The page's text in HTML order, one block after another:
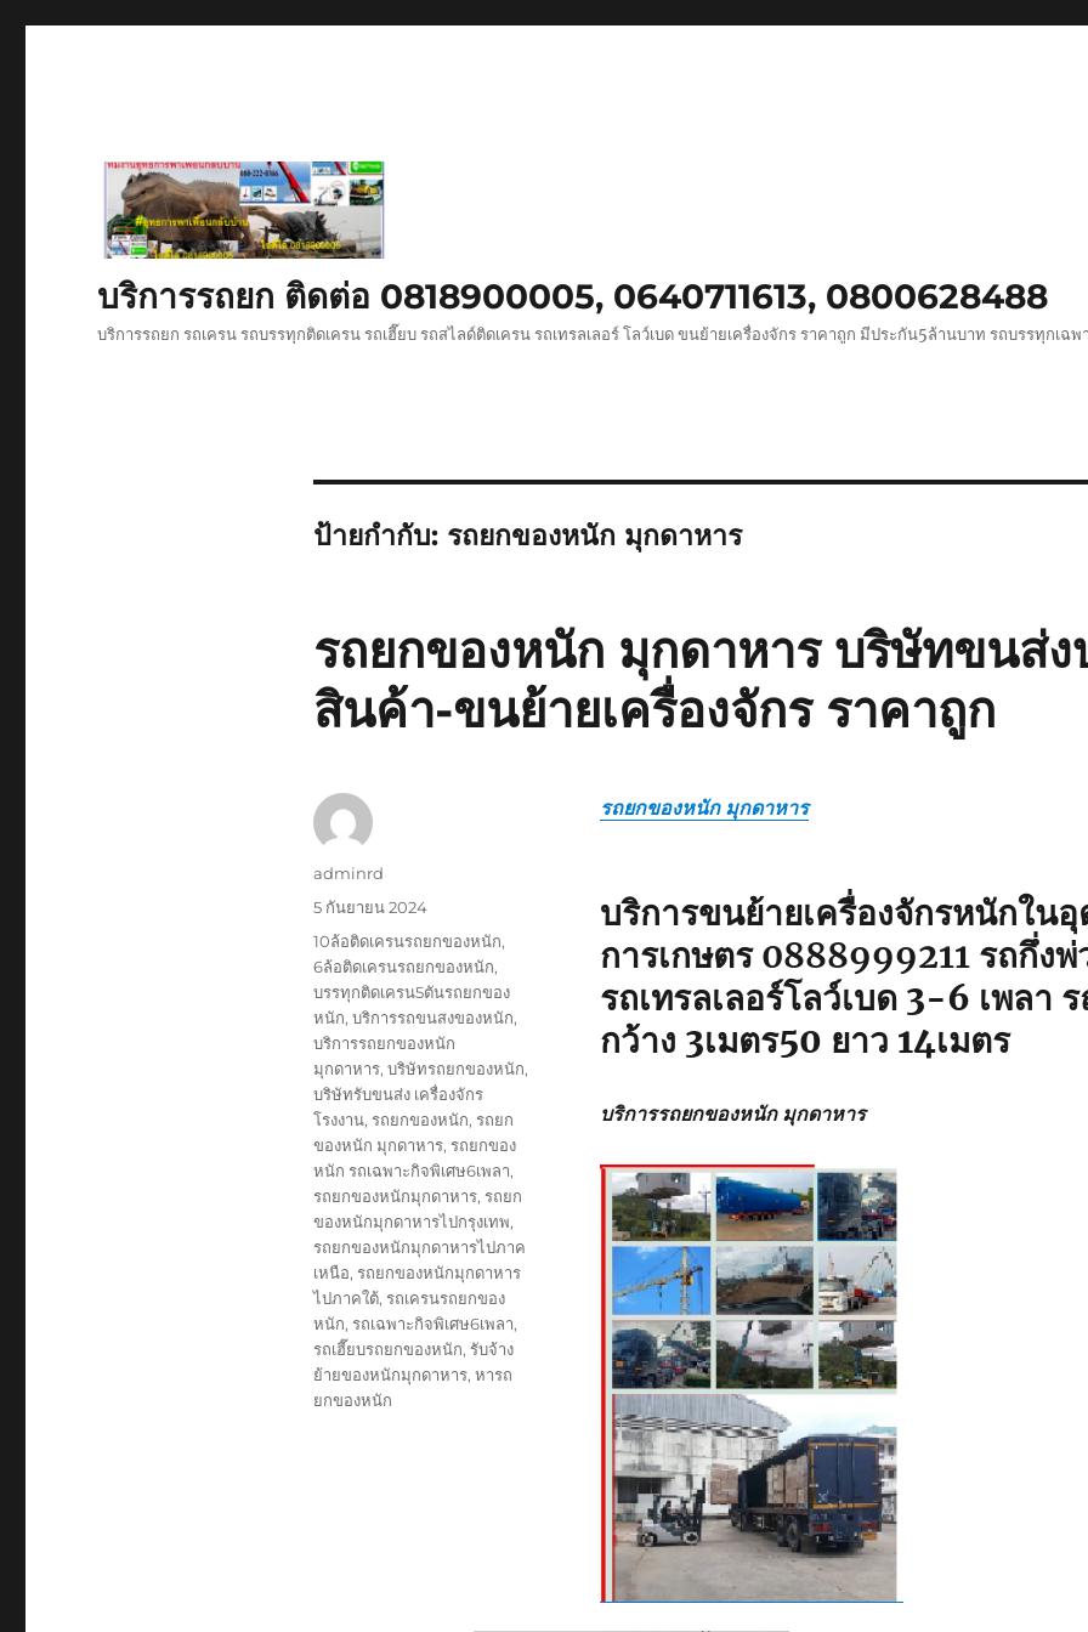
บริการรถยก ติดต่อ 0818900005, 0640711613, 0800628488
บริการรถยก รถเครน รถบรรทุกติดเครน รถเฮี๊ยบ รถสไลด์ติดเครน รถเทรลเลอร์ โลว์เบด ขนย้ายเครื่องจักร ราคาถูก มีประกัน5ล้านบาท รถบรรทุกเฉพ
ป้ายกำกับ: รถยกของหนัก มุกดาหาร
รถยกของหนัก มุกดาหาร บริษัทขนส่ง
สินค้า-ขนย้ายเครื่องจักร ราคาถูก
รถยกของหนัก มุกดาหาร
บริการขนย้ายเครื่องจักรหนักใน
การเกษตร 0888999211 รถกึ่งพ่
รถเทรลเลอร์โลว์เบด 3-6 เพลา
กว้าง 3เมตร50 ยาว 14เมตร
บริการรถยกของหนัก มุกดาหาร
ผู้
เขียน
adminrd
เขียน
เมื่อ
5 กันยายน 2024
ป้าย
กำกับ
10ล้อติดเครนรถยกของหนัก,
6ล้อติดเครนรถยกของหนัก,
บรรทุกติดเครน5ตันรถยกของ
หนัก, บริการรถขนสงของหนัก,
บริการรถยกของหนัก
มุกดาหาร, บริษัทรถยกของหนัก,
บริษัทรับขนส่ง เครื่องจักร
โรงงาน, รถยกของหนัก, รถยก
ของหนัก มุกดาหาร, รถยกของ
หนัก รถเฉพาะกิจพิเศษ6เพลา,
รถยกของหนักมุกดาหาร, รถยก
ของหนักมุกดาหารไปกรุงเทพ,
รถยกของหนักมุกดาหารไปภาค
เหนือ, รถยกของหนักมุกดาหาร
ไปภาคใต้, รถเครนรถยกของ
หนัก, รถเฉพาะกิจพิเศษ6เพลา,
รถเฮี๊ยบรถยกของหนัก, รับจ้าง
ย้ายของหนักมุกดาหาร, หารถ
ยกของหนัก